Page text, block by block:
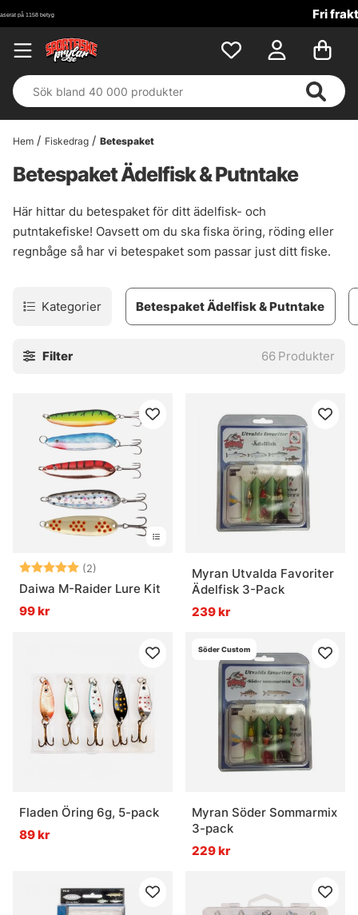
Hem Fiskedrag Betespaket
Betespaket Ädelfisk & Putntake
Här hittar du betespaket för ditt ädelfisk- och
putntakefiske! Oavsett om du ska fiska öring, röding eller
regnbåge så har vi betespaket som passar just ditt fiske.
Kategorier Betespaket Ädelfisk & Putntake
Filter 66 Produkter
Betyg: (2)
5.0 utav 5 stjärnor
Daiwa M-Raider Lure Kit
99 kr
Myran Utvalda Favoriter
Ädelfisk 3-Pack
239 kr
Fladen Öring 6g, 5-pack
89 kr
Söder Custom
Myran Söder Sommarmix
3-pack
229 kr